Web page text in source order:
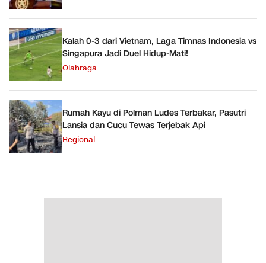
Kalah 0-3 dari Vietnam, Laga Timnas Indonesia vs
Singapura Jadi Duel Hidup-Mati!
Olahraga
Rumah Kayu di Polman Ludes Terbakar, Pasutri
Lansia dan Cucu Tewas Terjebak Api
Regional